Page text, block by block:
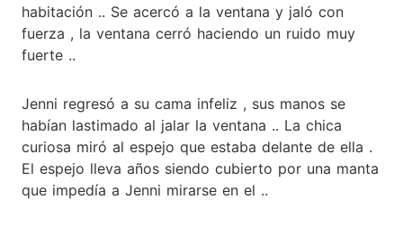
habitación .. Se acercó a la ventana y jaló con
fuerza , la ventana cerró haciendo un ruido muy
fuerte ..
Jenni regresó a su cama infeliz , sus manos se
habían lastimado al jalar la ventana .. La chica
curiosa miró al espejo que estaba delante de ella .
El espejo lleva años siendo cubierto por una manta
que impedía a Jenni mirarse en el ..